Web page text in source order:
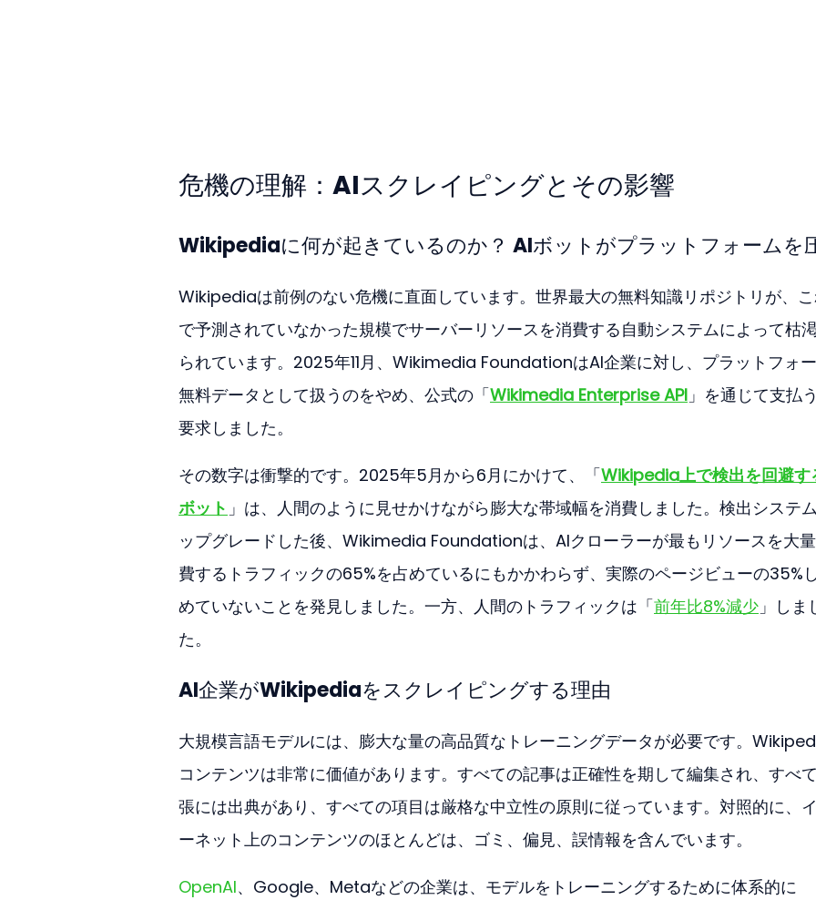
危機の理解：AIスクレイピングとその影響
Wikipediaに何が起きているのか？ AIボットがプラットフォームを
Wikipediaは前例のない危機に直面しています。世界最大の無料知識リポジトリが、
で予測されていなかった規模でサーバーリソースを消費する自動システムによって枯
られています。2025年11月、Wikimedia FoundationはAI企業に対し、プラットフォ
無料データとして扱うのをやめ、公式の「Wikimedia Enterprise API 」を通じて支払
要求しました。
その数字は衝撃的です。2025年5月から6月にかけて、「Wikipedia上で検出を回避す
ボット 」は、人間のように見せかけながら膨大な帯域幅を消費しました。検出システ
ップグレードした後、Wikimedia Foundationは、AIクローラーが最もリソースを大
費するトラフィックの65%を占めているにもかかわらず、実際のページビューの35%
めていないことを発見しました。一方、人間のトラフィックは「前年比8%減少 」しま
た。
AI企業がWikipediaをスクレイピングする理由
大規模言語モデルには、膨大な量の高品質なトレーニングデータが必要です。
コンテンツは非常に価値があります。すべての記事は正確性を期して編集され、すべ
張には出典があり、すべての項目は厳格な中立性の原則に従っています。対照的に、
ーネット上のコンテンツのほとんどは、ゴミ、偏見、誤情報を含んでいます。
OpenAI、Google、Metaなどの企業は、モデルをトレーニングするために体系的に